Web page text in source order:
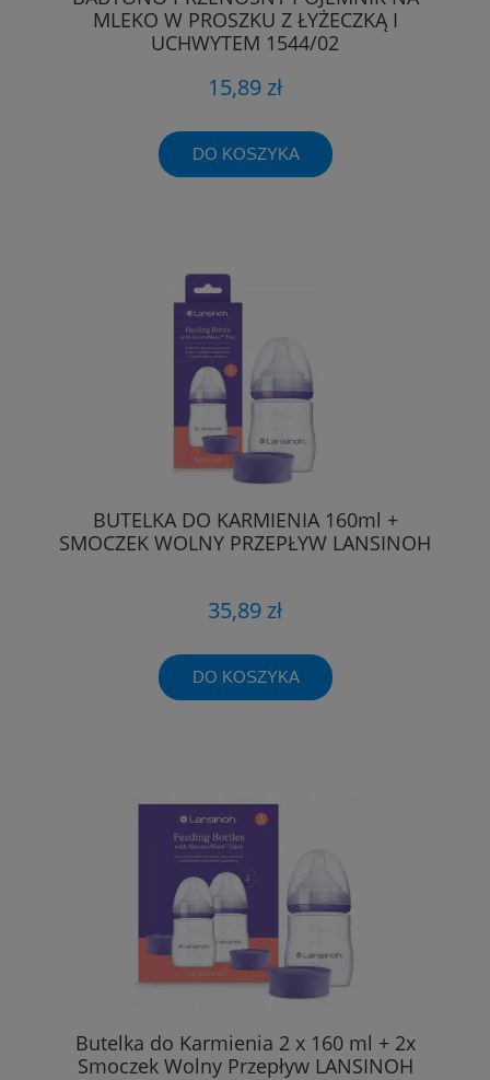
MLEKO W PROSZKU Z ŁYŻECZKĄ I
UCHWYTEM 1544/02
15,89 zł
DO KOSZYKA
BUTELKA DO KARMIENIA 160ml +
SMOCZEK WOLNY PRZEPŁYW LANSINOH
35,89 zł
DO KOSZYKA
Butelka do Karmienia 2 x 160 ml + 2x
Smoczek Wolny Przepływ LANSINOH